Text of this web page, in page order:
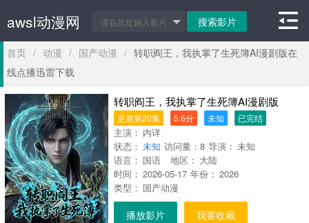
awsl动漫网
首页 / 动漫 / 国产动漫 / 转职阎王，我执掌了生死簿AI漫剧版在
线点播迅雷下载
转职阎王，我执掌了生死簿AI漫剧版
更新第20集 5.6分 未知 已完结
主演： 内详
状态： 未知 访问量：8 导演： 未知
语言： 国语 地区： 大陆
时间： 2026-05-17 年份： 2026
类型： 国产动漫
播放影片 我要收藏